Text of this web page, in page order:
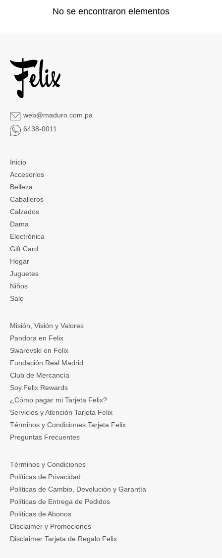
No se encontraron elementos
web@maduro.com.pa
6438-0011
Inicio
Accesorios
Belleza
Caballeros
Calzados
Dama
Electrónica
Gift Card
Hogar
Juguetes
Niños
Sale
Misión, Visión y Valores
Pandora en Felix
Swarovski en Felix
Fundación Real Madrid
Club de Mercancía
Soy.Felix Rewards
¿Cómo pagar mi Tarjeta Felix?
Servicios y Atención Tarjeta Felix
Términos y Condiciones Tarjeta Felix
Preguntas Frecuentes
Términos y Condiciones
Políticas de Privacidad
Políticas de Cambio, Devolución y Garantía
Políticas de Entrega de Pedidos
Políticas de Abonos
Disclaimer y Promociones
Disclaimer Tarjeta de Regalo Felix